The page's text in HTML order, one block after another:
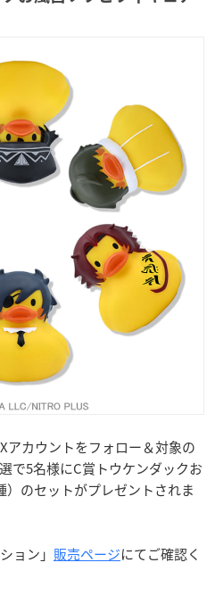
アカウントをフォロー＆対象の
で5名様にC賞トウケンダックお
のセットがプレゼントされま
ョン」 販売ページにてご確認く